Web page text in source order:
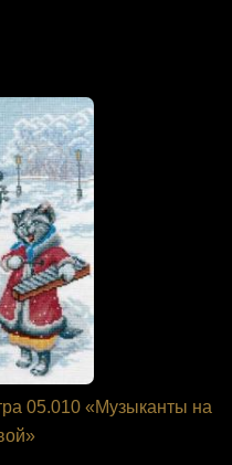
05.010 «Музыканты на